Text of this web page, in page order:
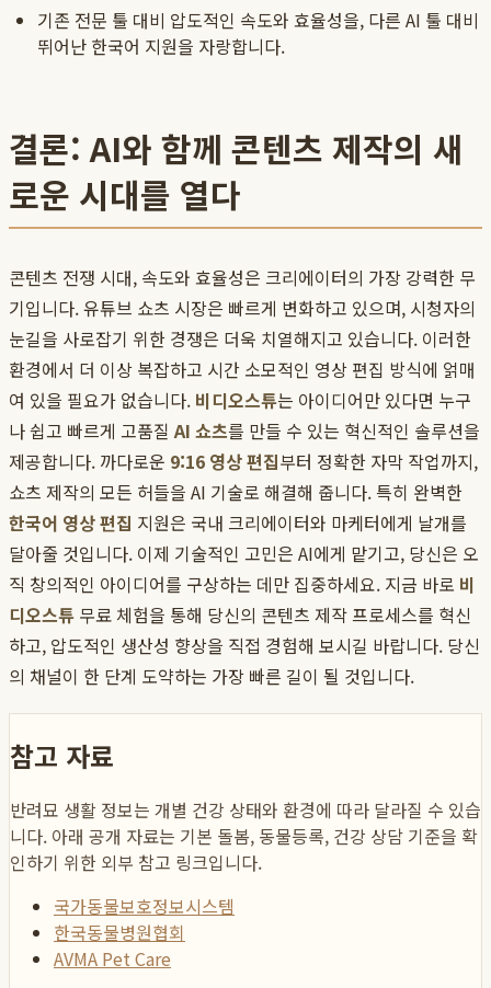
기존 전문 툴 대비 압도적인 속도와 효율성을, 다른 AI 툴 대비
뛰어난 한국어 지원을 자랑합니다.
결론: AI와 함께 콘텐츠 제작의 새
로운 시대를 열다
콘텐츠 전쟁 시대, 속도와 효율성은 크리에이터의 가장 강력한 무
기입니다. 유튜브 쇼츠 시장은 빠르게 변화하고 있으며, 시청자의
눈길을 사로잡기 위한 경쟁은 더욱 치열해지고 있습니다. 이러한
환경에서 더 이상 복잡하고 시간 소모적인 영상 편집 방식에 얽매
여 있을 필요가 없습니다. 비디오스튜는 아이디어만 있다면 누구
나 쉽고 빠르게 고품질AI 쇼츠를 만들 수 있는 혁신적인 솔루션을
제공합니다. 까다로운 9:16 영상 편집부터 정확한 자막 작업까지,
쇼츠 제작의 모든 허들을 AI 기술로 해결해 줍니다. 특히 완벽한
한국어 영상 편집 지원은 국내 크리에이터와 마케터에게 날개를
달아줄 것입니다. 이제 기술적인 고민은 AI에게 맡기고, 당신은 오
직 창의적인 아이디어를 구상하는 데만 집중하세요. 지금 바로 비
디오스튜 무료 체험을 통해 당신의 콘텐츠 제작 프로세스를 혁신
하고, 압도적인 생산성 향상을 직접 경험해 보시길 바랍니다. 당신
의 채널이 한 단계 도약하는 가장 빠른 길이 될 것입니다.
참고 자료
반려묘 생활 정보는 개별 건강 상태와 환경에 따라 달라질 수 있습
니다. 아래 공개 자료는 기본 돌봄, 동물등록, 건강 상담 기준을 확
인하기 위한 외부 참고 링크입니다.
국가동물보호정보시스템
한국동물병원협회
AVMA Pet Care